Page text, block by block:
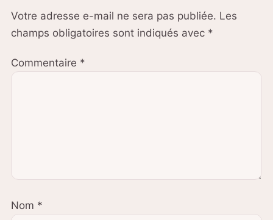
Votre adresse e-mail ne sera pas publiée. Les
champs obligatoires sont indiqués avec *
Commentaire *
Nom *